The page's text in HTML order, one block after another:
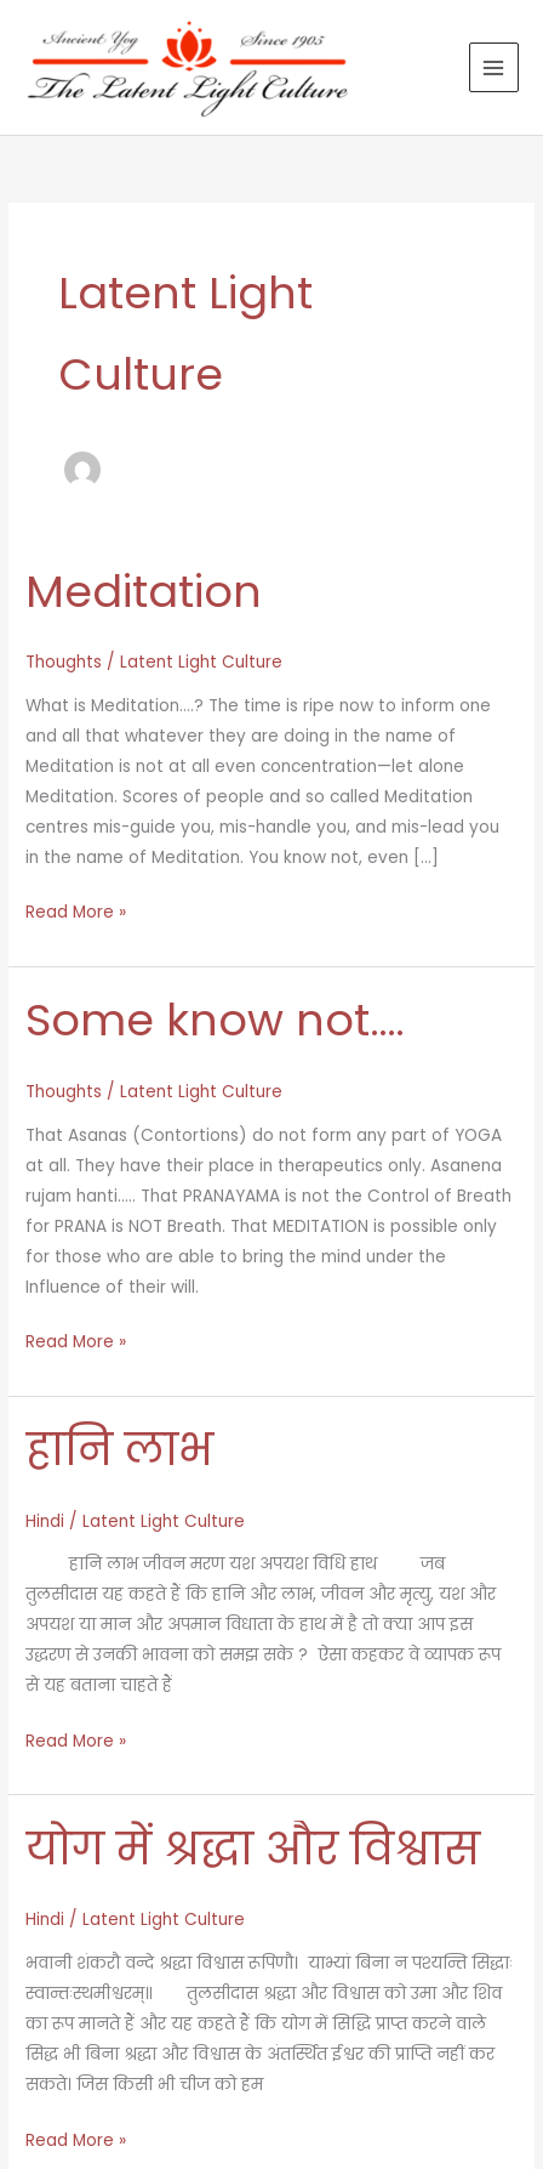
content
Latent Light
Culture
Meditation
Thoughts /Latent Light Culture
What is Meditation….? The time is ripe now to inform one
and all that whatever they are doing in the name of
Meditation is not at all even concentration—let alone
Meditation. Scores of people and so called Meditation
centres mis-guide you, mis-handle you, and mis-lead you
in the name of Meditation. You know not, even […]
Meditation
Read More »
Some know not….
Thoughts /Latent Light Culture
That Asanas (Contortions) do not form any part of YOGA
at all. They have their place in therapeutics only. Asanena
rujam hanti.…. That PRANAYAMA is not the Control of Breath
for PRANA is NOT Breath. That MEDITATION is possible only
for those who are able to bring the mind under the
Influence of their will.
Some
not….
Read More »
हानि लाभ
Hindi /Latent Light Culture
हानि लाभ जीवन मरण यश अपयश विधि हाथ जब
तुलसीदास यह कहते हैं कि हानि और लाभ, जीवन और मृत्यु, यश और
अपयश या मान और अपमान विधाता के हाथ में है तो क्या आप इस
उद्धरण से उनकी भावना को समझ सके ? ऐसा कहकर वे व्यापक रूप
से यह बताना चाहते हैं
हानि
Read More »
योग में श्रद्धा और विश्वास
Hindi /Latent Light Culture
भवानी शंकरौ वन्दे श्रद्धा विश्वास रूपिणौ। याभ्यां बिना न पश्यन्ति सिद्धाः
स्वान्तःस्थमीश्वरम्॥ तुलसीदास श्रद्धा और विश्वास को उमा और शिव
का रूप मानते हैं और यह कहते हैं कि योग में सिद्धि प्राप्त करने वाले
सिद्ध भी बिना श्रद्धा और विश्वास के अंतर्स्थित ईश्वर की प्राप्ति नहीं कर
सकते। जिस किसी भी चीज को हम
योग
Read More »